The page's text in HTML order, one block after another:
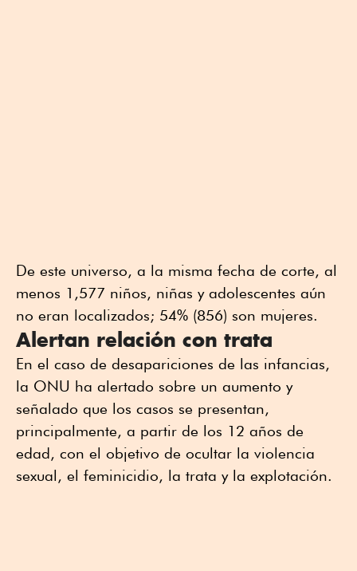
De este universo, a la misma fecha de corte, al
menos 1,577 niños, niñas y adolescentes aún
no eran localizados; 54% (856) son mujeres.
Alertan relación con trata
En el caso de desapariciones de las infancias,
la ONU ha alertado sobre un aumento y
señalado que los casos se presentan,
principalmente, a partir de los 12 años de
edad, con el objetivo de ocultar la violencia
sexual, el feminicidio, la trata y la explotación.